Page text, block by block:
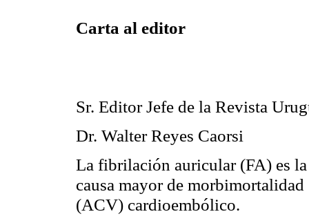
Carta al editor
Sr. Editor Jefe de la Revista
Dr. Walter Reyes Caorsi
La fibrilación auricular (FA) es
causa mayor de
(ACV) cardioembólico.